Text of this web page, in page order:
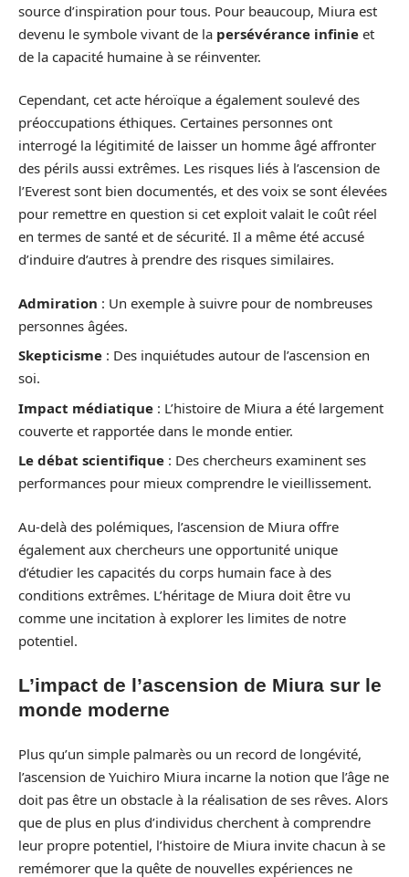
source d’inspiration pour tous. Pour beaucoup, Miura est
devenu le symbole vivant de la persévérance infinie et
de la capacité humaine à se réinventer.
Cependant, cet acte héroïque a également soulevé des
préoccupations éthiques. Certaines personnes ont
interrogé la légitimité de laisser un homme âgé affronter
des périls aussi extrêmes. Les risques liés à l’ascension de
l’Everest sont bien documentés, et des voix se sont élevées
pour remettre en question si cet exploit valait le coût réel
en termes de santé et de sécurité. Il a même été accusé
d’induire d’autres à prendre des risques similaires.
Admiration : Un exemple à suivre pour de nombreuses
personnes âgées.
Skepticisme : Des inquiétudes autour de l’ascension en
soi.
Impact médiatique : L’histoire de Miura a été largement
couverte et rapportée dans le monde entier.
Le débat scientifique : Des chercheurs examinent ses
performances pour mieux comprendre le vieillissement.
Au-delà des polémiques, l’ascension de Miura offre
également aux chercheurs une opportunité unique
d’étudier les capacités du corps humain face à des
conditions extrêmes. L’héritage de Miura doit être vu
comme une incitation à explorer les limites de notre
potentiel.
L’impact de l’ascension de Miura sur le
monde moderne
Plus qu’un simple palmarès ou un record de longévité,
l’ascension de Yuichiro Miura incarne la notion que l’âge ne
doit pas être un obstacle à la réalisation de ses rêves. Alors
que de plus en plus d’individus cherchent à comprendre
leur propre potentiel, l’histoire de Miura invite chacun à se
remémorer que la quête de nouvelles expériences ne